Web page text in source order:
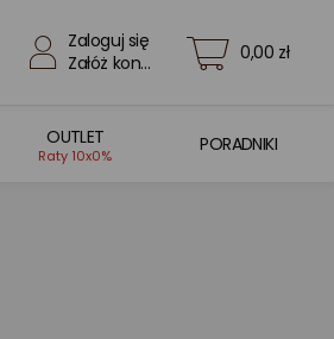
Zaloguj się
Załóż konto
0,00 zł
OUTLET
Raty 10x0%
PORADNIKI